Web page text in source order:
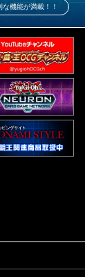
機能が満載！！